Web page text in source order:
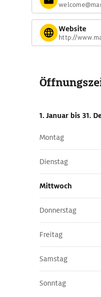
Website
http://
1. Januar bis 31.
Montag
Dienstag
Mittwoch
Donnerstag
Freitag
Samstag
Sonntag